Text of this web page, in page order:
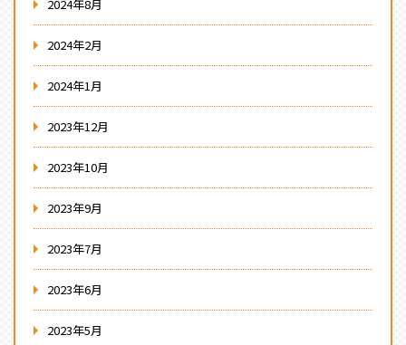
2024年8月
2024年2月
2024年1月
2023年12月
2023年10月
2023年9月
2023年7月
2023年6月
2023年5月